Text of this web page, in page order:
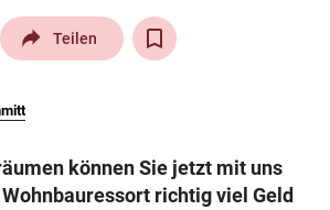
arrow_right
Teilen
können Sie jetzt mit uns
richtig viel Geld